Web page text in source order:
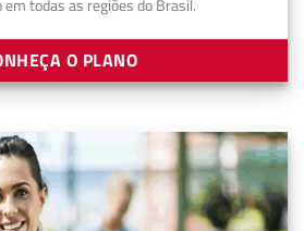
todas as regiões do Brasil.
O PLANO